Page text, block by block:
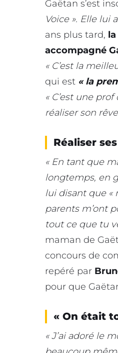
Gaëtan s’est
Voice ». Elle lui
ans plus tard,
accompagné
« C’est la
qui est « la
« C’est une
réaliser son
Réaliser
« En tant que
longtemps, en
lui disant que «
parents m’ont
tout ce que tu
maman de
concours de
repéré par
pour que
« On était
« J’ai adoré le